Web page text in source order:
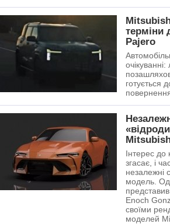
терміни
Pajero
готується
Інтерес до
згасає, і
незалежні
модель.
Enoch
своїми
моделей